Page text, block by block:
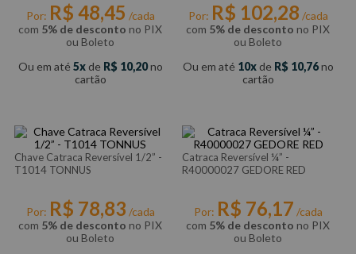
Por: R$ 48,45 /cada
com 5% de desconto no PIX
ou Boleto
Ou em até 5 de R$ 10,20no
cartão
Por: R$ 102,28 /cada
com 5% de desconto no PIX
ou Boleto
Ou em até 10 de R$ 10,76no
cartão
Chave Catraca Reversível 1/2” -
T1014 TONNUS
Por: R$ 78,83 /cada
com 5% de desconto no PIX
ou Boleto
Catraca Reversível ¼” -
R40000027 GEDORE RED
Por: R$ 76,17 /cada
com 5% de desconto no PIX
ou Boleto